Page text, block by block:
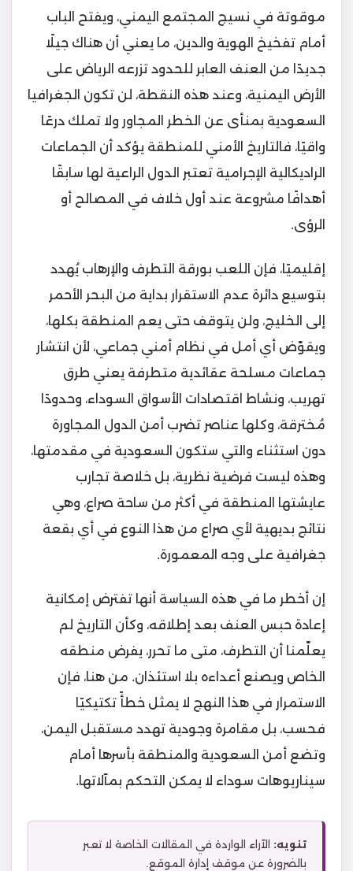
موقوتة في نسيج المجتمع اليمني، ويفتح الباب
أمام تفخيخ الهوية والدين، ما يعني أن هناك جيلًا
جديدًا من العنف العابر للحدود تزرعه الرياض على
الأرض اليمنية، وعند هذه النقطة، لن تكون الجغرافيا
السعودية بمنأى عن الخطر المجاور ولا تملك درعًا
واقيًا، فالتاريخ الأمني للمنطقة يؤكد أن الجماعات
الراديكالية الإجرامية تعتبر الدول الراعية لها سابقًا
أهدافًا مشروعة عند أول خلاف في المصالح أو
الرؤى.
إقليميًا، فإن اللعب بورقة التطرف والإرهاب يُهدد
بتوسيع دائرة عدم الاستقرار بداية من البحر الأحمر
إلى الخليج، ولن يتوقف حتى يعم المنطقة بكلها،
ويقوّض أي أمل في نظام أمني جماعي، لأن انتشار
جماعات مسلحة عقائدية متطرفة يعني طرق
تهريب، ونشاط اقتصادات الأسواق السوداء، وحدودًا
مُخترقة، وكلها عناصر تضرب أمن الدول المجاورة
دون استثناء والتي ستكون السعودية في مقدمتها،
وهذه ليست فرضية نظرية، بل خلاصة تجارب
عايشتها المنطقة في أكثر من ساحة صراع، وهي
نتائج بديهية لأي صراع من هذا النوع في أي بقعة
جغرافية على وجه المعمورة.
إن أخطر ما في هذه السياسة أنها تفترض إمكانية
إعادة حبس العنف بعد إطلاقه، وكأن التاريخ لم
يعلّمنا أن التطرف، متى ما تحرر، يفرض منطقه
الخاص ويصنع أعداءه بلا استئذان. من هنا، فإن
الاستمرار في هذا النهج لا يمثل خطأً تكتيكيًا
فحسب، بل مقامرة وجودية تهدد مستقبل اليمن،
وتضع أمن السعودية والمنطقة بأسرها أمام
سيناريوهات سوداء لا يمكن التحكم بمآلاتها.
تنويه: الآراء الواردة في المقالات الخاصة لا تعبر
بالضرورة عن موقف إدارة الموقع.